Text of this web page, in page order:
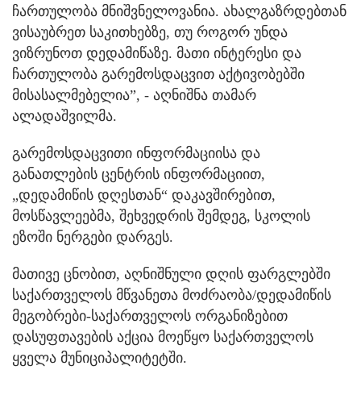
ჩართულობა მნიშვნელოვანია. ახალგაზრდებთან
ვისაუბრეთ საკითხებზე, თუ როგორ უნდა
ვიზრუნოთ დედამიწაზე. მათი ინტერესი და
ჩართულობა გარემოსდაცვით აქტივობებში
მისასალმებელია”, - აღნიშნა თამარ
ალადაშვილმა.
გარემოსდაცვითი ინფორმაციისა და
განათლების ცენტრის ინფორმაციით,
„დედამიწის დღესთან“ დაკავშირებით,
მოსწავლეებმა, შეხვედრის შემდეგ, სკოლის
ეზოში ნერგები დარგეს.
მათივე ცნობით, აღნიშნული დღის ფარგლებში
საქართველოს მწვანეთა მოძრაობა/დედამიწის
მეგობრები-საქართველოს ორგანიზებით
დასუფთავების აქცია მოეწყო საქართველოს
ყველა მუნიციპალიტეტში.